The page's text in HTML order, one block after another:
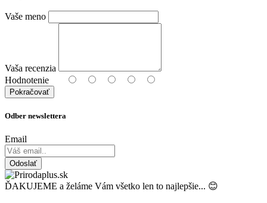
Vaše meno
Vaša recenzia
Hodnotenie
Pokračovať
Odber newslettera
Email
Odoslať
ĎAKUJEME a želáme Vám všetko len to najlepšie... 😊